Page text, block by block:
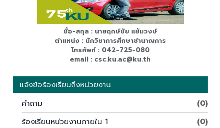
ชื่อ-สกุล : นายฤกษ์ชัย แย้มวงษ์
ตำแหน่ง : นักวิชาการศึกษาชำนาญการ
โทรศัพท์ : 042-725-080
email : csc.ku.ac@ku.th
แจ้งข้อร้องเรียนถึงหน่วยงาน
คำถาม
(0)
ร้องเรียนหน่วยงานภายใน 1
(0)